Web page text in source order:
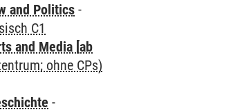
and Politics -
C1
and Media [ab
ohne CPs)
-